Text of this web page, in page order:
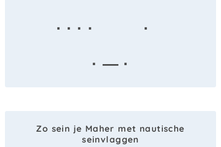
· · · ·
·
· — ·
Zo sein je Maher met nautische
seinvlaggen